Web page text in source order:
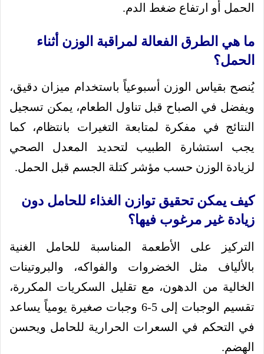
الحمل أو ارتفاع ضغط الدم.
ما هي الطرق الفعالة لمراقبة الوزن أثناء
الحمل؟
يُنصح بقياس الوزن أسبوعياً باستخدام ميزان دقيق،
ويفضل في الصباح قبل تناول الطعام، يمكن تسجيل
النتائج في مفكرة لمتابعة التغيرات بانتظام، كما
يجب استشارة الطبيب لتحديد المعدل الصحي
لزيادة الوزن حسب مؤشر كتلة الجسم قبل الحمل.
كيف يمكن تحقيق توازن الغذاء للحامل دون
زيادة غير مرغوب فيها؟
التركيز على الأطعمة المناسبة للحامل الغنية
بالألياف مثل الخضروات والفواكه، والبروتينات
الخالية من الدهون، مع تقليل السكريات المكررة،
تقسيم الوجبات إلى 5-6 وجبات صغيرة يومياً يساعد
في التحكم في السعرات الحرارية للحامل ويحسن
الهضم.